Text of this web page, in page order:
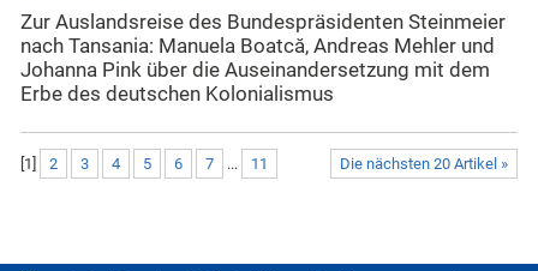
Zur Auslandsreise des Bundespräsidenten Steinmeier
nach Tansania: Manuela Boatcă, Andreas Mehler und
Johanna Pink über die Auseinandersetzung mit dem
Erbe des deutschen Kolonialismus
Die nächsten 20 Artikel »
1 2 3 4 5 6 7 ... 11